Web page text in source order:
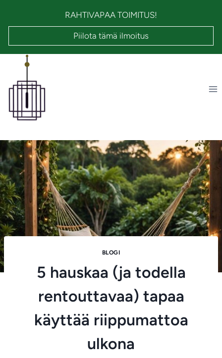
RAHTIVAPAA TOIMITUS!
Piilota tämä ilmoitus
BLOGI
5 hauskaa (ja todella
rentouttavaa) tapaa
käyttää riippumattoa
ulkona